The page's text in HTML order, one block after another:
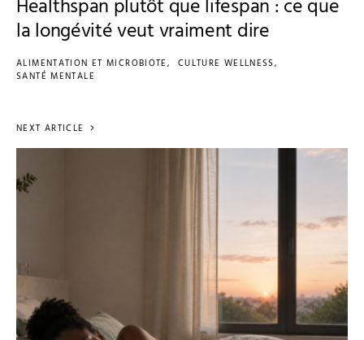
Healthspan plutôt que lifespan : ce que
la longévité veut vraiment dire
ALIMENTATION ET MICROBIOTE
CULTURE WELLNESS
SANTÉ MENTALE
NEXT ARTICLE